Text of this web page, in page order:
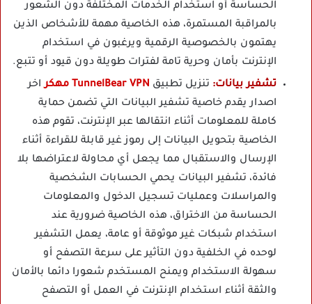
الحساسة أو استخدام الخدمات المختلفة دون الشعور
بالمراقبة المستمرة، هذه الخاصية مهمة للأشخاص الذين
يهتمون بالخصوصية الرقمية ويرغبون في استخدام
الإنترنت بأمان وحرية تامة لفترات طويلة دون قيود أو تتبع.
تشفير بيانات: تنزيل تطبيق TunnelBear VPN مهكر
اخر
اصدار يقدم خاصية تشفير البيانات التي تضمن حماية
كاملة للمعلومات أثناء انتقالها عبر الإنترنت، تقوم هذه
الخاصية بتحويل البيانات إلى رموز غير قابلة للقراءة أثناء
الإرسال والاستقبال مما يجعل أي محاولة لاعتراضها بلا
فائدة، تشفير البيانات يحمي الحسابات الشخصية
والمراسلات وعمليات تسجيل الدخول والمعلومات
الحساسة من الاختراق، هذه الخاصية ضرورية عند
استخدام شبكات غير موثوقة أو عامة، يعمل التشفير
لوحده في الخلفية دون التأثير على سرعة التصفح أو
سهولة الاستخدام ويمنح المستخدم شعورا دائما بالأمان
والثقة أثناء استخدام الإنترنت في العمل أو التصفح